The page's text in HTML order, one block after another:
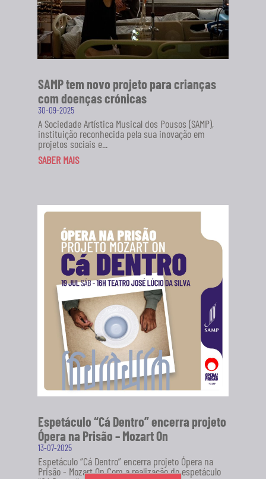
SAMP tem novo projeto para crianças
com doenças crónicas
30-09-2025
A Sociedade Artística Musical dos Pousos (SAMP),
instituição reconhecida pela sua inovação em
projetos sociais e...
SABER MAIS
Espetáculo “Cá Dentro” encerra projeto
Ópera na Prisão – Mozart On
13-07-2025
Espetáculo “Cá Dentro” encerra projeto Ópera na
Prisão - Mozart On Com a realização do espetáculo